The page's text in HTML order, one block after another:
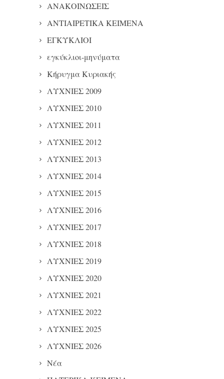
ΑΝΑΚΟΙΝΩΣΕΙΣ
ΑΝΤΙΑΙΡΕΤΙΚΑ ΚΕΙΜΕΝΑ
ΕΓΚΥΚΛΙΟΙ
εγκύκλιοι-μηνύματα
Κήρυγμα Κυριακής
ΛΥΧΝΙΕΣ 2009
ΛΥΧΝΙΕΣ 2010
ΛΥΧΝΙΕΣ 2011
ΛΥΧΝΙΕΣ 2012
ΛΥΧΝΙΕΣ 2013
ΛΥΧΝΙΕΣ 2014
ΛΥΧΝΙΕΣ 2015
ΛΥΧΝΙΕΣ 2016
ΛΥΧΝΙΕΣ 2017
ΛΥΧΝΙΕΣ 2018
ΛΥΧΝΙΕΣ 2019
ΛΥΧΝΙΕΣ 2020
ΛΥΧΝΙΕΣ 2021
ΛΥΧΝΙΕΣ 2022
ΛΥΧΝΙΕΣ 2025
ΛΥΧΝΙΕΣ 2026
Νέα